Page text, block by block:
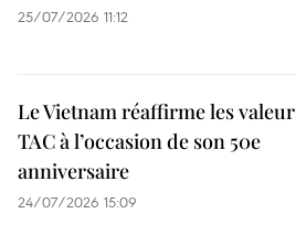
25/07/2026 11:12
Le Vietnam réaffirme les
TAC à l’occasion de son 50e
anniversaire
24/07/2026 15:09